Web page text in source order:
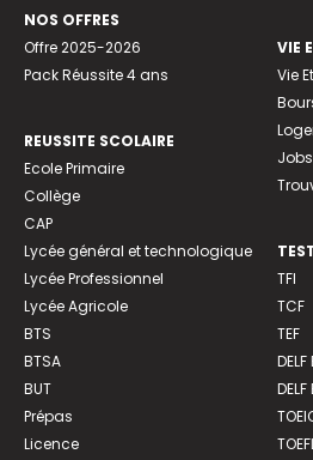
NOS OFFRES
Offre 2025-2026
Pack Réussite 4 ans
REUSSITE SCOLAIRE
Ecole Primaire
Collège
CAP
Lycée général et technologique
Lycée Professionnel
Lycée Agricole
BTS
BTSA
BUT
Prépas
Licence
VIE
Vie
TFI
TCF
TEF
DELF
DELF